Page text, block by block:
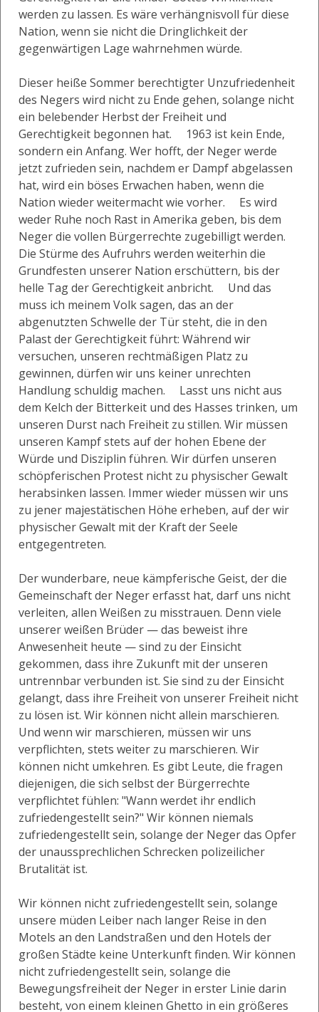
werden zu lassen. Es wäre verhängnisvoll für diese
Nation, wenn sie nicht die Dringlichkeit der
gegenwärtigen Lage wahrnehmen würde.
Dieser heiße Sommer berechtigter Unzufriedenheit
des Negers wird nicht zu Ende gehen, solange nicht
ein belebender Herbst der Freiheit und
Gerechtigkeit begonnen hat. 1963 ist kein Ende,
sondern ein Anfang. Wer hofft, der Neger werde
jetzt zufrieden sein, nachdem er Dampf abgelassen
hat, wird ein böses Erwachen haben, wenn die
Nation wieder weitermacht wie vorher. Es wird
weder Ruhe noch Rast in Amerika geben, bis dem
Neger die vollen Bürgerrechte zugebilligt werden.
Die Stürme des Aufruhrs werden weiterhin die
Grundfesten unserer Nation erschüttern, bis der
helle Tag der Gerechtigkeit anbricht. Und das
muss ich meinem Volk sagen, das an der
abgenutzten Schwelle der Tür steht, die in den
Palast der Gerechtigkeit führt: Während wir
versuchen, unseren rechtmäßigen Platz zu
gewinnen, dürfen wir uns keiner unrechten
Handlung schuldig machen. Lasst uns nicht aus
dem Kelch der Bitterkeit und des Hasses trinken, um
unseren Durst nach Freiheit zu stillen. Wir müssen
unseren Kampf stets auf der hohen Ebene der
Würde und Disziplin führen. Wir dürfen unseren
schöpferischen Protest nicht zu physischer Gewalt
herabsinken lassen. Immer wieder müssen wir uns
zu jener majestätischen Höhe erheben, auf der wir
physischer Gewalt mit der Kraft der Seele
entgegentreten.
Der wunderbare, neue kämpferische Geist, der die
Gemeinschaft der Neger erfasst hat, darf uns nicht
verleiten, allen Weißen zu misstrauen. Denn viele
unserer weißen Brüder — das beweist ihre
Anwesenheit heute — sind zu der Einsicht
gekommen, dass ihre Zukunft mit der unseren
untrennbar verbunden ist. Sie sind zu der Einsicht
gelangt, dass ihre Freiheit von unserer Freiheit nicht
zu lösen ist. Wir können nicht allein marschieren.
Und wenn wir marschieren, müssen wir uns
verpflichten, stets weiter zu marschieren. Wir
können nicht umkehren. Es gibt Leute, die fragen
diejenigen, die sich selbst der Bürgerrechte
verpflichtet fühlen: "Wann werdet ihr endlich
zufriedengestellt sein?" Wir können niemals
zufriedengestellt sein, solange der Neger das Opfer
der unaussprechlichen Schrecken polizeilicher
Brutalität ist.
Wir können nicht zufriedengestellt sein, solange
unsere müden Leiber nach langer Reise in den
Motels an den Landstraßen und den Hotels der
großen Städte keine Unterkunft finden. Wir können
nicht zufriedengestellt sein, solange die
Bewegungsfreiheit der Neger in erster Linie darin
besteht, von einem kleinen Ghetto in ein größeres